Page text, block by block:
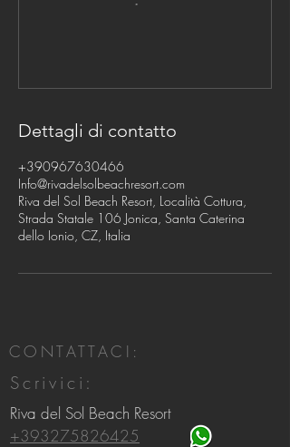
Dettagli di contatto
+390967630466
Info@rivadelsolbeachresort.com
Riva del Sol Beach Resort, Località Cottura,
Strada Statale 106 Jonica, Santa Caterina
dello Ionio, CZ, Italia
CONTATTACI:
Scrivici:
Riva del Sol Beach Resort
+393275826425